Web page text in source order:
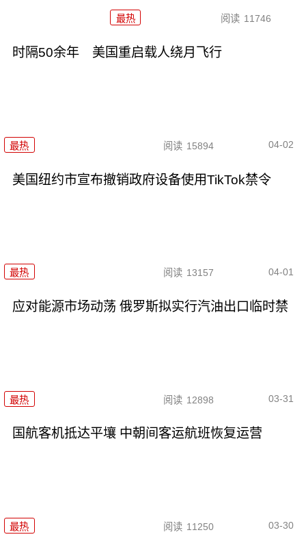
最热 阅读 11746
时隔50余年 美国重启载人绕月飞行
最热 阅读 15894 04-02
美国纽约市宣布撤销政府设备使用TikTok禁令
最热 阅读 13157 04-01
应对能源市场动荡 俄罗斯拟实行汽油出口临时禁
最热 阅读 12898 03-31
国航客机抵达平壤 中朝间客运航班恢复运营
最热 阅读 11250 03-30